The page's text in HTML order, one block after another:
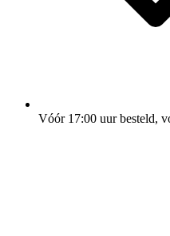
Vóór 17:00 uur besteld,